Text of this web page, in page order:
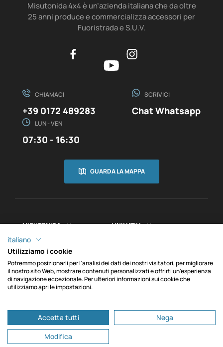
Misutonida 4x4 è un’azienda italiana che da oltre
25 anni produce e commercializza accessori per
Fuoristrada e S.U.V.
CHIAMACI
+39 0172 489283
SCRIVICI
Chat Whatsapp
LUN - VEN
07:30 - 16:30
GUARDA LA MAPPA
MISUTONIDA  LINK UTILI 
INFORMAZIONI
Copyright © MACH srl. C.F./P.IVA IT00012750048 - REA
machsrl@onlinepec.it - Via Fondovalle, 3, 12062 Cherasco
italiano
Utilizziamo i cookie
Potremmo posizionarli per l'analisi dei dati dei nostri visitatori, per migliorare
il nostro sito Web, mostrare contenuti personalizzati e offrirti un'esperienza
di navigazione eccezionale. Per ulteriori informazioni sui cookie che
utilizziamo apri le impostazioni.
Accetta tutti
Nega
Modifica